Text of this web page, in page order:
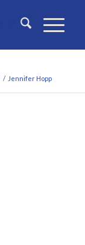
/ Jennifer Hopp